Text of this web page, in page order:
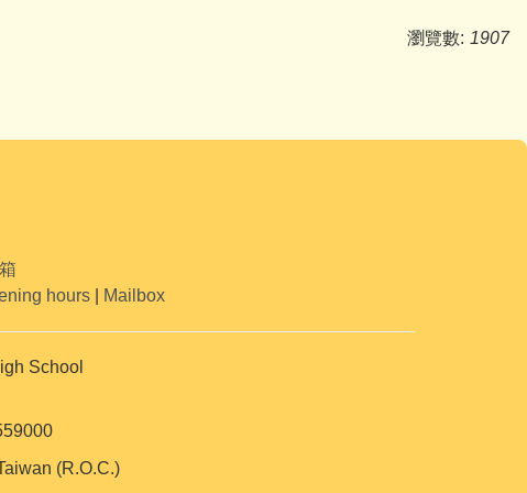
瀏覽數: 1907
hours| Mailbox
School
(R.O.C.)